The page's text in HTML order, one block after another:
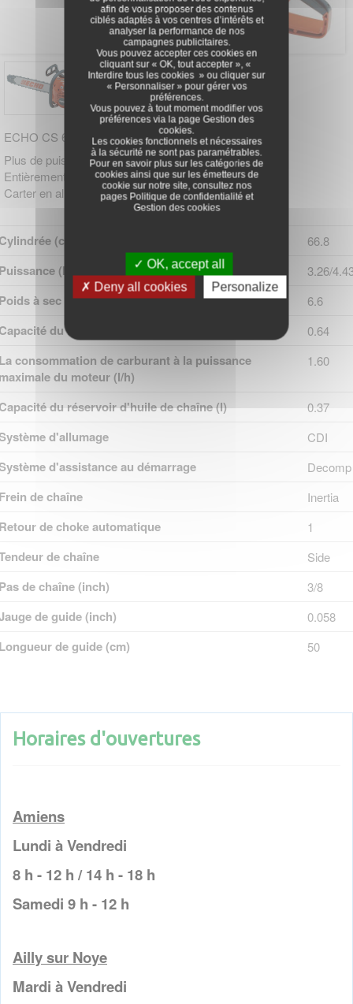
ECHO CS 680
Plus de puissance pour plus de performances.
Entièrement protégée contre les vibrations
Carter en alliage de magnesium
(cm3) 66.8
(kW/cv) 3.26/
à sec (kg) 6.6
du réservoir de carburant (l) 0.64
consommation de carburant à la puissance
du moteur (l/h)
1.60
du réservoir d'huile de chaîne (l) 0.37
d'allumage CDI
d'assistance au démarrage Decomp
de chaîne Inertia
de choke automatique 1
de chaîne Side
de chaîne (inch) 3/8
de guide (inch) 0.058
de guide (cm) 50
Horaires d'ouvertures
Amiens
Lundi à Vendredi
8 h - 12 h / 14 h - 18 h
Samedi 9 h - 12 h
Ailly sur Noye
Mardi à Vendredi
afin de vous proposer des contenus
ciblés adaptés à vos centres d’intérêts et
analyser la performance de nos
campagnes publicitaires.
Vous pouvez accepter ces cookies en
cliquant sur « OK, tout accepter », «
Interdire tous les cookies » ou cliquer sur
« Personnaliser » pour gérer vos
préférences.
Vous pouvez à tout moment modifier vos
préférences via la page Gestion des
cookies.
Les cookies fonctionnels et nécessaires
à la sécurité ne sont pas paramétrables.
Pour en savoir plus sur les catégories de
cookies ainsi que sur les émetteurs de
cookie sur notre site, consultez nos
pages Politique de confidentialité et
Gestion des cookies
OK, accept all
Deny all cookies
Personalize